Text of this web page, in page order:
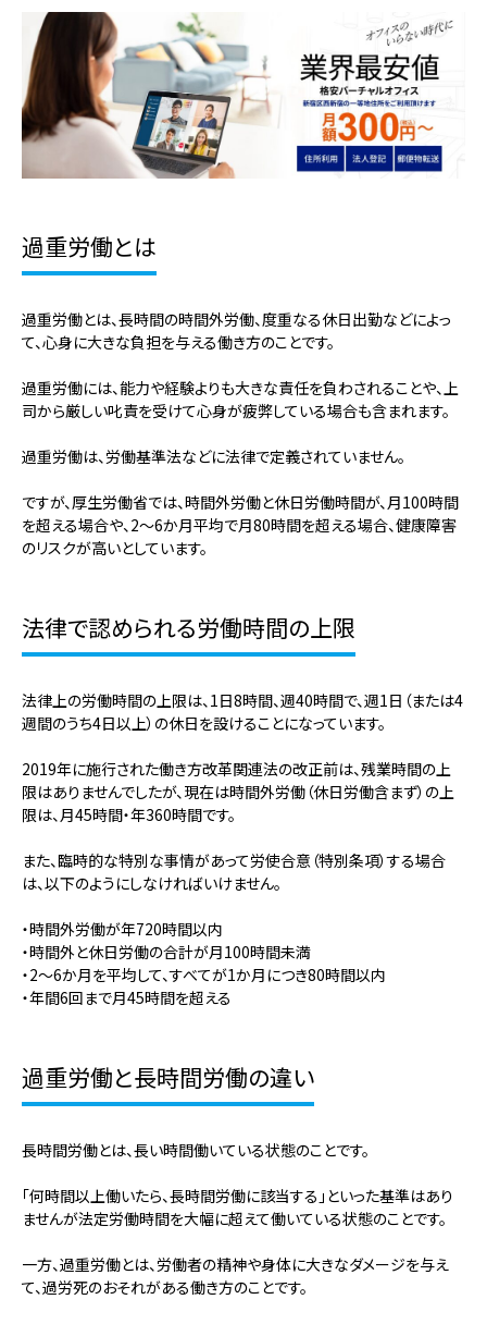
過重労働とは
過重労働とは、長時間の時間外労働、度重なる休日出勤などによっ
て、心身に大きな負担を与える働き方のことです。
過重労働には、能力や経験よりも大きな責任を負わされることや、上
司から厳しい叱責を受けて心身が疲弊している場合も含まれます。
過重労働は、労働基準法などに法律で定義されていません。
ですが、厚生労働省では、時間外労働と休日労働時間が、月100時間
を超える場合や、2～6か月平均で月80時間を超える場合、健康障害
のリスクが高いとしています。
法律で認められる労働時間の上限
法律上の労働時間の上限は、1日8時間、週40時間で、週1日（または4
週間のうち4日以上）の休日を設けることになっています。
2019年に施行された働き方改革関連法の改正前は、残業時間の上
限はありませんでしたが、現在は時間外労働（休日労働含まず）の上
限は、月45時間・年360時間です。
また、臨時的な特別な事情があって労使合意（特別条項）する場合
は、以下のようにしなければいけません。
・時間外労働が年720時間以内
・時間外と休日労働の合計が月100時間未満
・2～6か月を平均して、すべてが1か月につき80時間以内
・年間6回まで月45時間を超える
過重労働と長時間労働の違い
長時間労働とは、長い時間働いている状態のことです。
「何時間以上働いたら、長時間労働に該当する」といった基準はあり
ませんが法定労働時間を大幅に超えて働いている状態のことです。
一方、過重労働とは、労働者の精神や身体に大きなダメージを与え
て、過労死のおそれがある働き方のことです。